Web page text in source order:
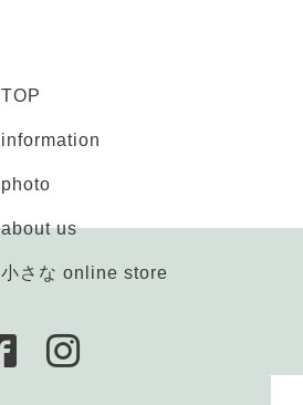
TOP
information
photo
about us
小さな online store